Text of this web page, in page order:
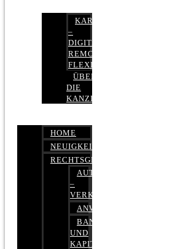
KARRIERE
–
DIGITAL,
REMOTE,
FLEXIBEL
ÜBER
DIE
KANZLEI
HOME
NEUIGKEITEN
RECHTSGEBIETE
AUTOBETRUG
–
VERKEHRSRECHT
BANK-
UND
KAPITALMARKTRECHT